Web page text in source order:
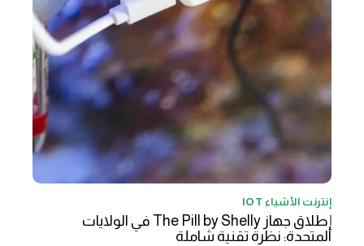
إنترنت الأشياء IOT
إطلاق جهاز The Pill by Shelly في الولايات
المتحدة: نظرة تقنية شاملة